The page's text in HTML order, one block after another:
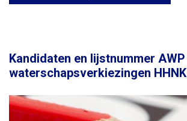
Kandidaten en lijstnummer AWP
waterschapsverkiezingen HHNK